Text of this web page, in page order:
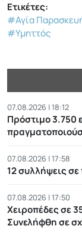
Ετικέτες:
#Αγία
#Υμηττός
07.08.2026 | 18:12
Πρόστιμο 3.750
07.08.2026 | 17:58
12 συλλήψεις
07.08.2026 | 17:50
Χειροπέδες σε
Συνελήφθη σε